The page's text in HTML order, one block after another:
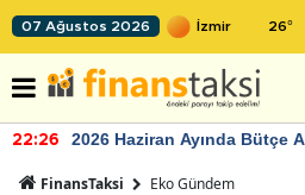
07 Ağustos 2026 26°
22:26 2026 Haziran Ayında Bütçe
FinansTaksi Eko Gündem